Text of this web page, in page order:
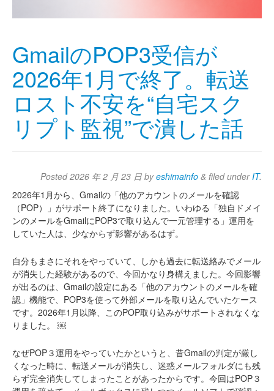
GmailのPOP3受信が
2026年1月で終了。転送
ロスト不安を“自宅スク
リプト監視”で潰した話
Posted2026 年 2 月 23 日 byeshimainfo & filed under IT.
2026年1月から、Gmailの「他のアカウントのメールを確認
（POP）」がサポート終了になりました。いわゆる「独自ドメイ
ンのメールをGmailにPOP3で取り込んで一元管理する」運用を
していた人は、少なからず影響があるはず。
自分もまさにそれをやっていて、しかも過去に転送絡みでメール
が消失した経験があるので、今回かなり身構えました。今回影響
が出るのは、Gmailの設定にある「他のアカウントのメールを確
認」機能で、POP3を使って外部メールを取り込んでいたケース
です。2026年1月以降、このPOP取り込みがサポートされなくな
りました。 ￼
なぜPOP３運用をやっていたかというと、昔Gmailの判定が厳し
くなった時に、転送メールが消失し、迷惑メールフォルダにも残
らず完全消失してしまったことがあったからです。今回はPOP３